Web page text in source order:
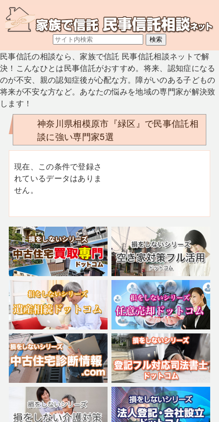
民事信託の相談なら、家族で信託 民事信託相談ネットで解
決！こんなひとは民事信託がおすすめ。将来、認知症になる
のが不安、親の認知症後が心配な方。障がいのある子どもの
将来が不安な方など。あなたの悩みを地域の専門家が解決致
します！
神奈川県相模原市『緑区』で民事信託相
談に強い専門家5選
現在、この条件で登録さ
れているデータはありま
せん。